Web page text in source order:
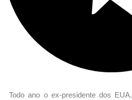
Todo ano o ex-presidente dos EUA,